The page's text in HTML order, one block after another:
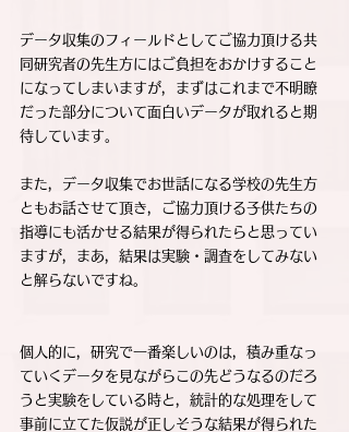
データ収集のフィールドとしてご協力頂ける共
同研究者の先生方にはご負担をおかけすること
になってしまいますが，まずはこれまで不明瞭
だった部分について面白いデータが取れると期
待しています。
また，データ収集でお世話になる学校の先生方
ともお話させて頂き，ご協力頂ける子供たちの
指導にも活かせる結果が得られたらと思ってい
ますが，まあ，結果は実験・調査をしてみない
と解らないですね。
個人的に，研究で一番楽しいのは，積み重なっ
ていくデータを見ながらこの先どうなるのだろ
うと実験をしている時と，統計的な処理をして
事前に立てた仮説が正しそうな結果が得られた